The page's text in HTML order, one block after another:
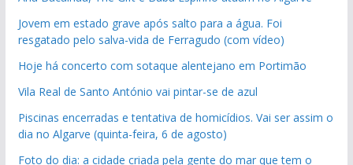
Jovem em estado grave após salto para a água. Foi
resgatado pelo salva-vida de Ferragudo (com vídeo)
Hoje há concerto com sotaque alentejano em Portimão
Vila Real de Santo António vai pintar-se de azul
Piscinas encerradas e tentativa de homicídios. Vai ser assim o
dia no Algarve (quinta-feira, 6 de agosto)
Foto do dia: a cidade criada pela gente do mar que tem o